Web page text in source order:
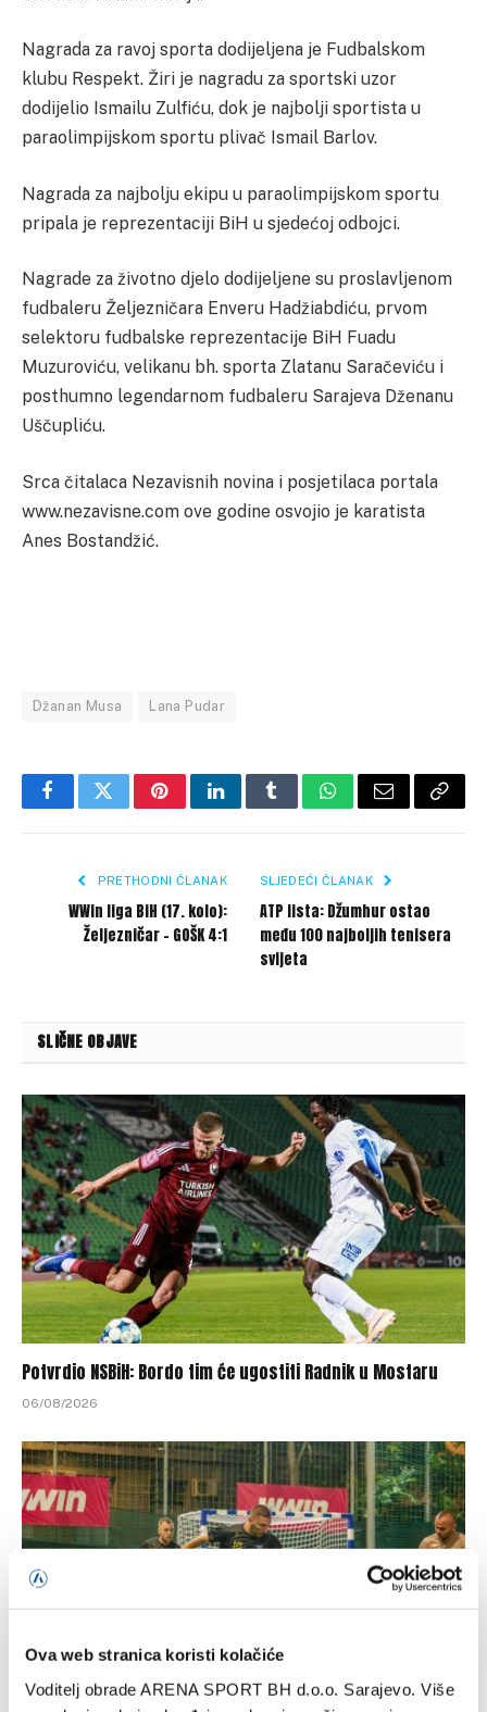
Ova web stranica koristi kolačiće
Voditelj obrade ARENA SPORT BH d.o.o. Sarajevo. Više
Nagrada za ravoj sporta dodijeljena je Fudbalskom
klubu Respekt. Žiri je nagradu za sportski uzor
dodijelio Ismailu Zulfiću, dok je najbolji sportista u
paraolimpijskom sportu plivač Ismail Barlov.
Nagrada za najbolju ekipu u paraolimpijskom sportu
pripala je reprezentaciji BiH u sjedećoj odbojci.
Nagrade za životno djelo dodijeljene su proslavljenom
fudbaleru Željezničara Enveru Hadžiabdiću, prvom
selektoru fudbalske reprezentacije BiH Fuadu
Muzuroviću, velikanu bh. sporta Zlatanu Saračeviću i
posthumno legendarnom fudbaleru Sarajeva Dženanu
Uščupliću.
Srca čitalaca Nezavisnih novina i posjetilaca portala
www.nezavisne.com ove godine osvojio je karatista
Anes Bostandžić.
Džanan Musa Lana Pudar
FacebookTwitterPinterestLinkedInTumblrWhatsApp
Email Copy
PRETHODNI ČLANAK
WWin liga BiH (17. kolo):
Željezničar – GOŠK 4:1
SLJEDEĆI ČLANAK
ATP lista: Džumhur ostao
među 100 najboljih tenisera
svijeta
SLIČNE OBJAVE
Potvrdio NSBiH: Bordo tim će ugostiti Radnik u Mostaru
06/08/2026